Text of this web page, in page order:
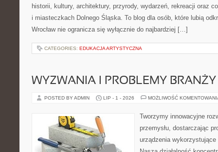
historii, kultury, architektury, przyrody, wydarzeń, rekreacji oraz
i miasteczkach Dolnego Śląska. To blog dla osób, które lubią
Wrocław nie ogranicza się wyłącznie do najbardziej […]
CATEGORIES: EDUKACJA ARTYSTYCZNA
WYZWANIA I PROBLEMY BRANŻY
POSTED BY ADMIN LIP - 1 - 2026 MOŻLIWOŚĆ
Tworzymy innowacyjne
przemysłu, dostarczając
urządzenia